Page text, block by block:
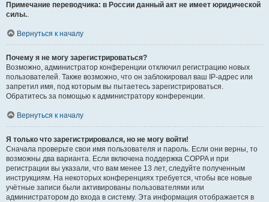
Примечание переводчика: в России данный акт не имеет юридической
силы..
Вернуться к началу
Почему я не могу зарегистрироваться?
Возможно, администратор конференции отключил регистрацию новых
пользователей. Также возможно, что он заблокировал ваш IP-адрес или
запретил имя, под которым вы пытаетесь зарегистрироваться.
Обратитесь за помощью к администратору конференции.
Вернуться к началу
Я только что зарегистрировался, но не могу войти!
Сначала проверьте свои имя пользователя и пароль. Если они верны, то
возможны два варианта. Если включена поддержка COPPA и при
регистрации вы указали, что вам менее 13 лет, следуйте полученным
инструкциям. На некоторых конференциях требуется, чтобы все новые
учётные записи были активированы пользователями или
администратором до входа в систему. Эта информация отображается в